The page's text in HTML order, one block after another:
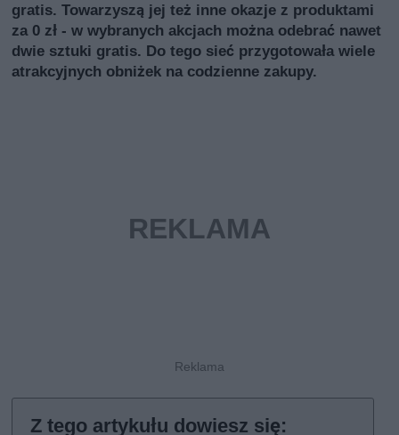
gratis. Towarzyszą jej też inne okazje z produktami
za 0 zł - w wybranych akcjach można odebrać nawet
dwie sztuki gratis. Do tego sieć przygotowała wiele
atrakcyjnych obniżek na codzienne zakupy.